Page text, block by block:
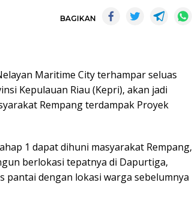
BAGIKAN
Maritime City terhampar seluas
Kepulauan Riau (Kepri), akan jadi
Rempang terdampak Proyek
1 dapat dihuni masyarakat Rempang,
berlokasi tepatnya di Dapurtiga,
pantai dengan lokasi warga sebelumnya